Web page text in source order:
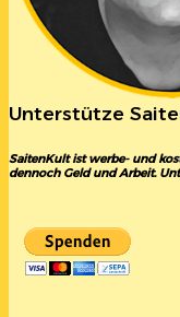
Unterstütze
SaitenKult ist werbe- und
dennoch Geld und Arbeit.